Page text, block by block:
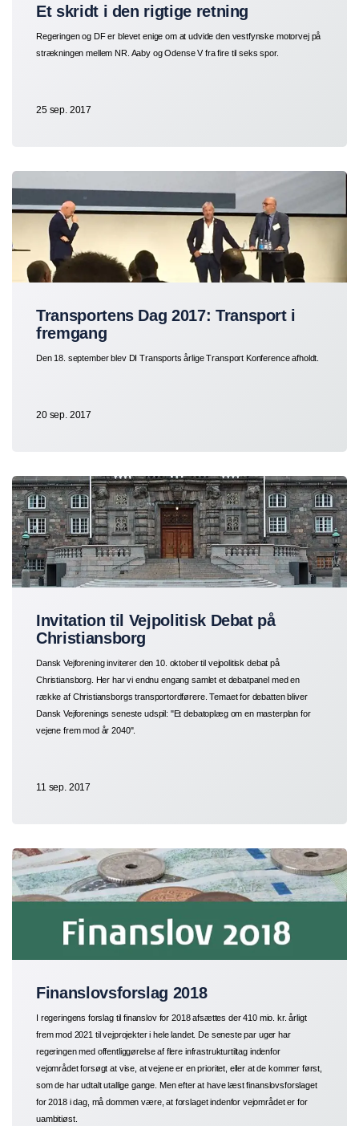
Et skridt i den rigtige retning
Regeringen og DF er blevet enige om at udvide den vestfynske motorvej på
strækningen mellem NR. Aaby og Odense V fra fire til seks spor.
25 sep. 2017
Transportens Dag 2017: Transport i
fremgang
Den 18. september blev DI Transports årlige Transport Konference afholdt.
20 sep. 2017
Invitation til Vejpolitisk Debat på
Christiansborg
Dansk Vejforening inviterer den 10. oktober til vejpolitisk debat på
Christiansborg. Her har vi endnu engang samlet et debatpanel med en
række af Christiansborgs transportordførere. Temaet for debatten bliver
Dansk Vejforenings seneste udspil: "Et debatoplæg om en masterplan for
vejene frem mod år 2040".
11 sep. 2017
Finanslovsforslag 2018
I regeringens forslag til finanslov for 2018 afsættes der 410 mio. kr. årligt
frem mod 2021 til vejprojekter i hele landet. De seneste par uger har
regeringen med offentliggørelse af flere infrastrukturtiltag indenfor
vejområdet forsøgt at vise, at vejene er en prioritet, eller at de kommer først,
som de har udtalt utallige gange. Men efter at have læst finanslovsforslaget
for 2018 i dag, må dommen være, at forslaget indenfor vejområdet er for
uambitiøst.